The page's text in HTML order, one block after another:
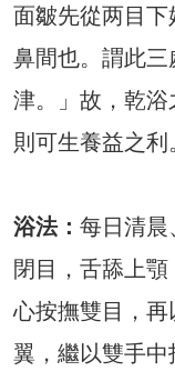
面皺先從两目
鼻間也。謂此
津。」故，乾浴
則可生養益之利
浴法： 每日清晨
閉目，舌舔上
心按撫雙目，
翼，繼以雙手